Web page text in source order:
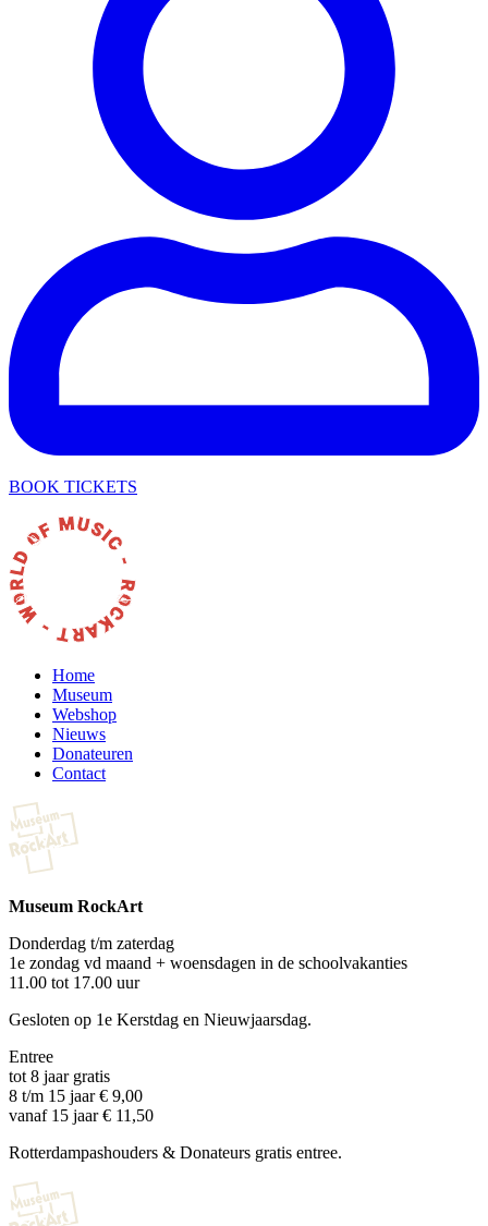
BOOK TICKETS
Home
Museum
Webshop
Nieuws
Donateuren
Contact
Museum RockArt
Donderdag t/m zaterdag
1e zondag vd maand + woensdagen in de schoolvakanties
11.00 tot 17.00 uur
Gesloten op 1e Kerstdag en Nieuwjaarsdag.
Entree
tot 8 jaar gratis
8 t/m 15 jaar € 9,00
vanaf 15 jaar € 11,50
Rotterdampashouders & Donateurs gratis entree.